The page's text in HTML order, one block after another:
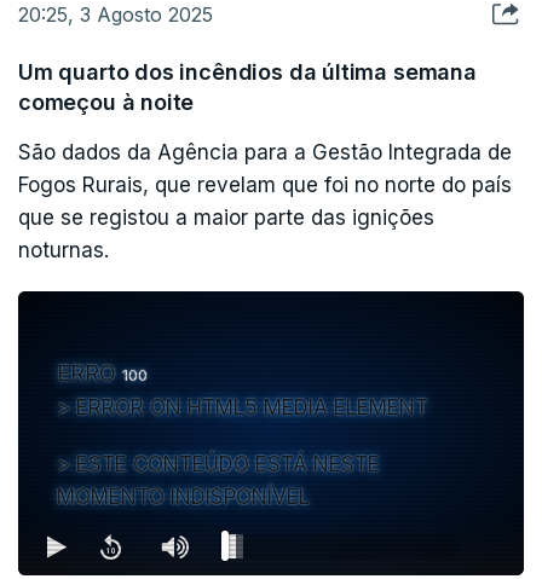
20:25, 3 Agosto 2025
Um quarto dos incêndios da última semana
começou à noite
São dados da Agência para a Gestão Integrada de
Fogos Rurais, que revelam que foi no norte do país
que se registou a maior parte das ignições
noturnas.
ERRO100
ERROR ON HTML5 MEDIA ELEMENT
ESTE CONTEÚDO ESTÁ NESTE
MOMENTO INDISPONÍVEL